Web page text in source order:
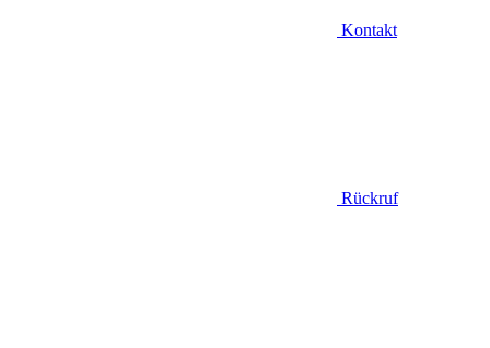
Kontakt
Rückruf